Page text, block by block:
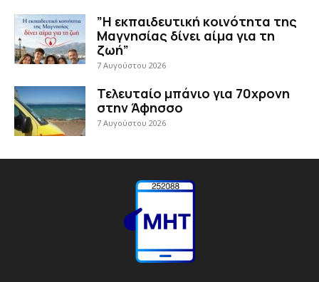
”Η εκπαιδευτική κοινότητα της
Μαγνησίας δίνει αίμα για τη
ζωή”
7 Αυγούστου 2026
Τελευταίο μπάνιο για 70χρονη
στην Άφησσο
7 Αυγούστου 2026